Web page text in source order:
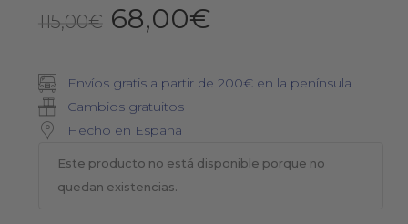
115,00€ El
original
era:
115,00€.
68,00€
actual
Envíos gratis a partir de 200€ en la península
Cambios gratuitos
Hecho en España
Este producto no está disponible porque no
quedan existencias.